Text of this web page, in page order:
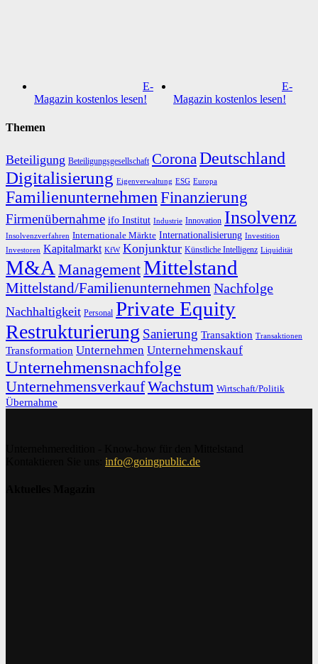
E-
Magazin kostenlos lesen!
E-
Magazin kostenlos lesen!
Themen
Beteiligung Beteiligungsgesellschaft CoronaDeutschland
Digitalisierung Eigenverwaltung ESG Europa
Familienunternehmen Finanzierung
Firmenübernahme ifo Institut Industrie Innovation Insolvenz
Insolvenzverfahren Internationale Märkte Internationalisierung Investition
Investoren Kapitalmarkt KfW Konjunktur Künstliche Intelligenz Liquidität
M&A ManagementMittelstand
Mittelstand/Familienunternehmen Nachfolge
Nachhaltigkeit Personal Private Equity
Restrukturierung Sanierung Transaktion Transaktionen
Transformation Unternehmen Unternehmenskauf
Unternehmensnachfolge
UnternehmensverkaufWachstum Wirtschaft/Politik
Übernahme
info@goingpublic.de